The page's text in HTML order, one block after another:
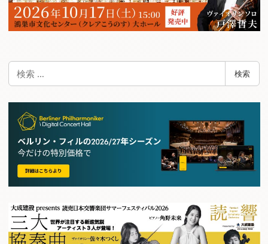
検
索
検索